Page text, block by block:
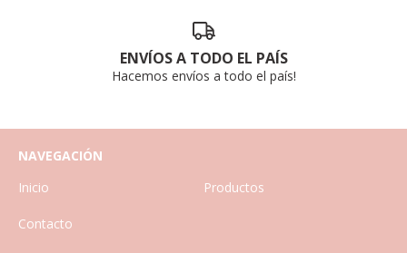
ENVÍOS A TODO EL PAÍS
Hacemos envíos a todo el país!
NAVEGACIÓN
Inicio
Productos
Contacto